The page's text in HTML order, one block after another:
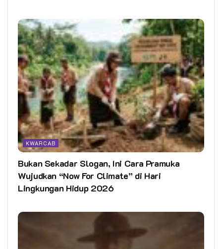
KWARCAB
Bukan Sekadar Slogan, Ini Cara Pramuka
Wujudkan “Now For Climate” di Hari
Lingkungan Hidup 2026